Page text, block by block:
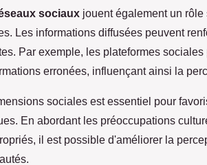
sociaux jouent également un
Les informations diffusées peuvent
Par exemple, les plateformes
erronées, influençant ainsi la
sociales est essentiel pour
En abordant les préoccupations
il est possible d'améliorer la